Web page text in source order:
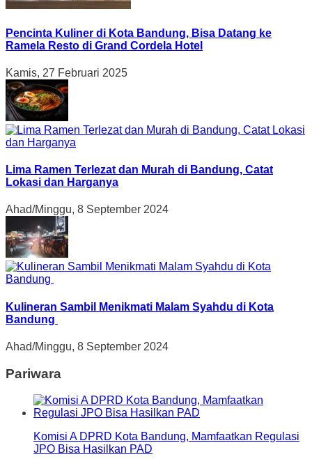
Pencinta Kuliner di Kota Bandung, Bisa Datang ke
Ramela Resto di Grand Cordela Hotel
Kamis, 27 Februari 2025
Lima Ramen Terlezat dan Murah di Bandung, Catat
Lokasi dan Harganya
Ahad/Minggu, 8 September 2024
Kulineran Sambil Menikmati Malam Syahdu di Kota
Bandung
Ahad/Minggu, 8 September 2024
Pariwara
Komisi A DPRD Kota Bandung, Mamfaatkan Regulasi
JPO Bisa Hasilkan PAD